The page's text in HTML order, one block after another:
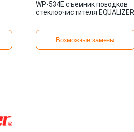
WP-534E съемник поводков
стеклоочистителя EQUALIZER
Возможные замены